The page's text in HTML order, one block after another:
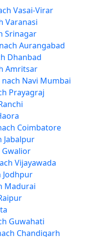
Vasai-Virar
Varanasi
Srinagar
Aurangabad
Dhanbad
Amritsar
Navi Mumbai
Prayagraj
Coimbatore
Jabalpur
Gwalior
Vijayawada
Jodhpur
Madurai
Guwahati
Chandigarh